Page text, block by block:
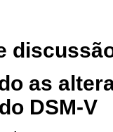
as
DSM-V